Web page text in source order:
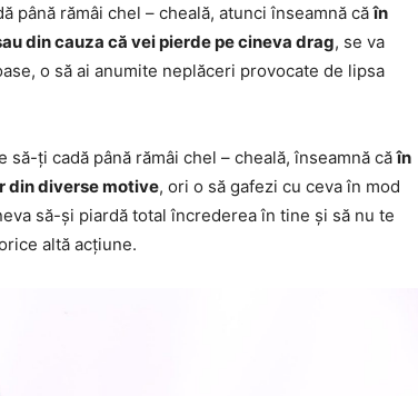
până rămâi chel – cheală, atunci înseamnă căîn
din cauza că vei pierde pe cineva drag, se va
o să ai anumite neplăceri provocate de lipsa
ți cadă până rămâi chel – cheală, înseamnă căîn
din diverse motive, ori o să gafezi cu ceva în mod
să-și piardă total încrederea în tine și să nu te
altă acțiune.